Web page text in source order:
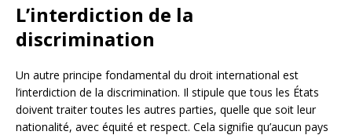
L’interdiction de la
discrimination
Un autre principe fondamental du droit international est
l’interdiction de la discrimination. Il stipule que tous les États
doivent traiter toutes les autres parties, quelle que soit leur
nationalité, avec équité et respect. Cela signifie qu’aucun pays